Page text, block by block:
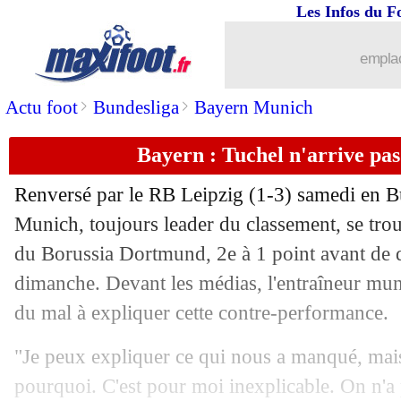
Actu foot> Bundesliga> Bayern Munich
Les Infos du
Bayern : Tuchel n'arrive
Renversé par le RB Leipzig (1-3) samedi en
Munich, toujours leader du classement, se
du Borussia Dortmund, 2e à 1 point avant de
dimanche. Devant les médias, l'entraîneur
du mal à expliquer cette contre-performance.
"Je peux expliquer ce qui nous a manqué,
pourquoi. C'est pour moi inexplicable. On n'a
: Reims-Angers, les compos
21/05 L1
21/05 L1: Nice-Toulouse, les compos
21/05 PSG : Bernardo Silva, Lizarazu a des
21/05 Barça: départ lié à Messi, Busquets
21/05 Nice: Schmeichel maître de son
21/05 PSG: Donnarumma répond aux